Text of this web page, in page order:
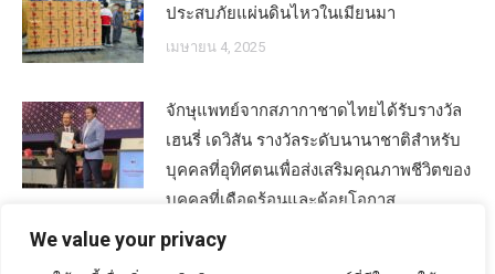
We value your privacy
ประสบภัยแผ่นดินไหวในเมียนมา
เมษายน 4, 2025
จักษุแพทย์จากสภากาชาดไทยได้รับรางวัล
เฮนรี่ เดวิสัน รางวัลระดับนานาชาติสำหรับ
บุคคลที่อุทิศตนเพื่อส่งเสริมคุณภาพชีวิตของ
บุคคลที่เดือดร้อนและด้อยโอกาส
พฤศจิกายน 8, 2024